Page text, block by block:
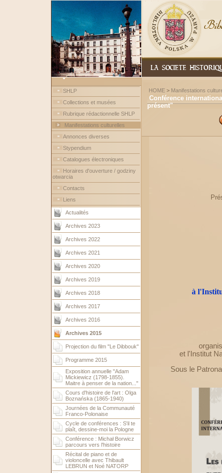
SHLP
Collections et musées
Rubrique rédactionnelle SHLP
Manifestations culturelles
Annonces diverses
Stypendium
Catalogues électroniques
Horaires d'ouverture / godziny
otwarcia
Contacts
Liens
Actualités
Archives 2023
Archives 2022
Archives 2021
Archives 2020
Archives 2019
Archives 2018
Archives 2017
Archives 2016
Archives 2015
Projection du film "Le Dibbouk"
Programme 2015
Exposition annuelle "Adam
Mickiewicz (1798-1855).
Maitre à penser de la nation..."
Cours d'histoire de l'art : Olga
Boznańska (1865-1940)
Journées de la Communauté
Franco-Polonaise
Cycle de conférences : S'il te
plaît, dessine-moi la Pologne
Conférence : Michał Borwicz
parcours vers l'histoire
Récital de piano et de
violoncelle avec Thibault
LEBRUN et Noé NATORP
HOME> Manifestations
Conférence
présent"
à
et l'Institut
Sous le